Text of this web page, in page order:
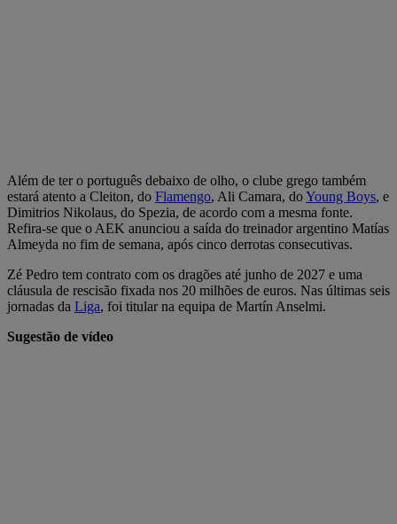
Além de ter o português debaixo de olho, o clube grego também
estará atento a Cleiton, do Flamengo, Ali Camara, doYoung Boys, e
Dimitrios Nikolaus, do Spezia, de acordo com a mesma fonte.
Refira-se que o AEK anunciou a saída do treinador argentino Matías
Almeyda no fim de semana, após cinco derrotas consecutivas.
Zé Pedro tem contrato com os dragões até junho de 2027 e uma
cláusula de rescisão fixada nos 20 milhões de euros. Nas últimas seis
jornadas da Liga, foi titular na equipa de Martín Anselmi.
Sugestão de vídeo